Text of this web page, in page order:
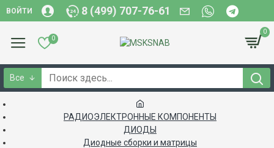
ВОЙТИ 8 (499) 707-76-61
0
0
Все
РАДИОЭЛЕКТРОННЫЕ КОМПОНЕНТЫ
ДИОДЫ
Диодные сборки и матрицы